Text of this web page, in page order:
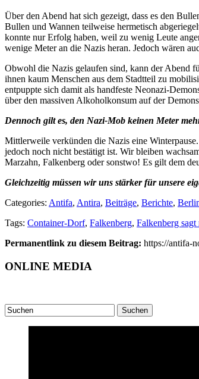
Über den Abend hat sich gezeigt, dass es den
Bullen und Wannen teilweise hermetisch
konnte nur Erfolg haben, weil zu wenig Leute
wenige Meter an die Nazis heran. Jedoch wären
Obwohl die Nazis gelaufen sind, kann der Abend
ihnen kaum Menschen aus dem Stadtteil zu
entpuppte sich damit als handfeste Neonazi-
über den massiven Alkoholkonsum auf der
Dennoch gilt es, den Nazi-Mob keinen Meter
Mittlerweile verkünden die Nazis eine
jedoch noch nicht bestätigt ist. Wir bleiben
Marzahn, Falkenberg oder sonstwo! Es gilt dem
Gleichzeitig müssen wir uns stärker für unsere
Categories: Antifa, Antira, Beiträge, Berichte,
Tags: Container-Dorf, Falkenberg, Falkenberg
Permanentlink zu diesem Beitrag: https://antifa-
ONLINE MEDIA
Suchen